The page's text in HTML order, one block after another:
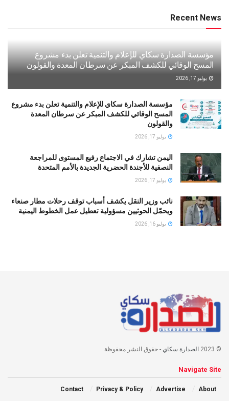
Recent News
مؤسسة الصدارة سكاي للإعلام والتنمية تعلن بدء مشروع
المسح الوقائي للكشف المبكر عن سرطان المعدة والقولون
يوليو 17, 2026
مؤسسة الصدارة سكاي للإعلام والتنمية تعلن بدء مشروع
المسح الوقائي للكشف المبكر عن سرطان المعدة
والقولون
يوليو 17, 2026
اليمن تشارك في الاجتماع رفيع المستوى للمراجعة
النصفية للأجندة الحضرية الجديدة بالأمم المتحدة
يوليو 17, 2026
نائب وزير النقل يكشف أسباب توقف رحلات مطار صنعاء
ويحمّل الحوثيين مسؤولية تعطيل عمل الخطوط اليمنية
يوليو 16, 2026
© 2023 الصدارة سكاي - حقوق النشر محفوظة
Navigate Site
About
Advertise
Privacy & Policy
Contact